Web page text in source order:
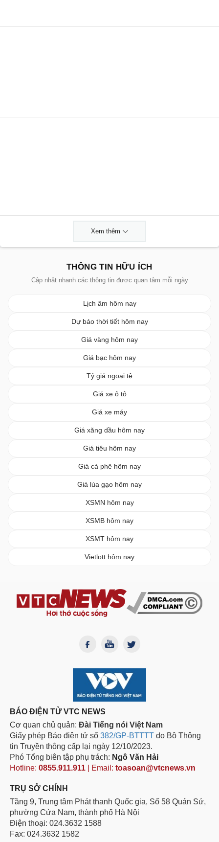
Xem thêm
THÔNG TIN HỮU ÍCH
Cập nhật nhanh các thông tin được quan tâm mỗi ngày
Lịch âm hôm nay
Dự báo thời tiết hôm nay
Giá vàng hôm nay
Giá bạc hôm nay
Tỷ giá ngoại tệ
Giá xe ô tô
Giá xe máy
Giá xăng dầu hôm nay
Giá tiêu hôm nay
Giá cà phê hôm nay
Giá lúa gạo hôm nay
XSMN hôm nay
XSMB hôm nay
XSMT hôm nay
Vietlott hôm nay
BÁO ĐIỆN TỬ VTC NEWS
Cơ quan chủ quản: Đài Tiếng nói Việt Nam
Giấy phép Báo điện tử số 382/GP-BTTTT do Bộ Thông
tin Truyền thông cấp lại ngày 12/10/2023.
Phó Tổng biên tập phụ trách: Ngô Văn Hải
Hotline: 0855.911.911 | Email: toasoan@vtcnews.vn
TRỤ SỞ CHÍNH
Tầng 9, Trung tâm Phát thanh Quốc gia, Số 58 Quán Sứ,
phường Cửa Nam, thành phố Hà Nội
Điện thoại: 024.3632 1588
Fax: 024.3632 1582